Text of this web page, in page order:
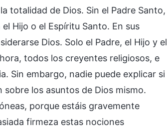
totalidad de Dios. Sin el Padre Santo,
Hijo o el Espíritu Santo. En sus
Dios. Solo el Padre, el Hijo y el
todos los creyentes religiosos, e
Sin embargo, nadie puede explicar si
los asuntos de Dios mismo.
porque estáis gravemente
firmeza estas nociones